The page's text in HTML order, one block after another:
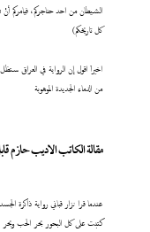
الشيطان من احد حناجركم، فيامركم أنْ
كل تاريخكم)
اخيراَ اقول إن الرواية في العراق
من الدماء الجديدة الموهوبة
مقالة الكاتب الاديب حازم
عندما قرا نزار قباني رواية ذاكرة
كتبت على كل البحور بحر الحب وبحر